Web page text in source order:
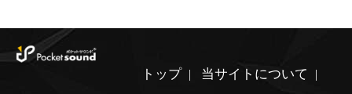
トップ
当サイトについて